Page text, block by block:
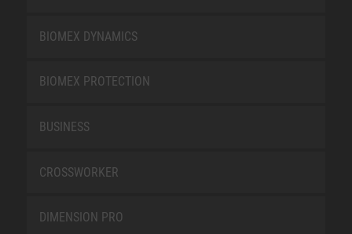
BIOMEX DYNAMICS
BIOMEX PROTECTION
BUSINESS
CROSSWORKER
DIMENSION PRO